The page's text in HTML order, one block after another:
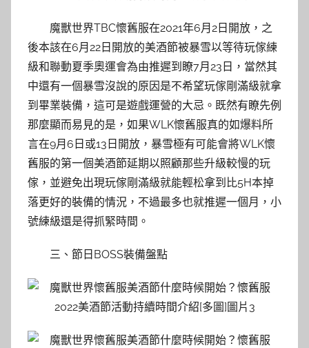
魔獸世界TBC懷舊服在2021年6月2日開放，之
後本該在6月22日開放的美酒節被暴雪以等待玩傢練
級和聯動夏季奧運會為由推遲到瞭7月23日，當然其
中還有一個暴雪沒說的原因是不希望玩傢剛滿級就拿
到畢業裝備，這可是遊戲運營的大忌。既然有瞭先例
那麼顯而易見的是，如果WLK懷舊服真的如爆料所
言在9月6日或13日開放，暴雪極有可能會將WLK懷
舊服的第一個美酒節延期以照顧那些升級較慢的玩
傢，並避免出現玩傢剛滿級就能輕松拿到比5H本掉
落更好的裝備的情況，不過最多也就推遲一個月，小
號練級還是得抓緊時間。
三、節日BOSS裝備盤點